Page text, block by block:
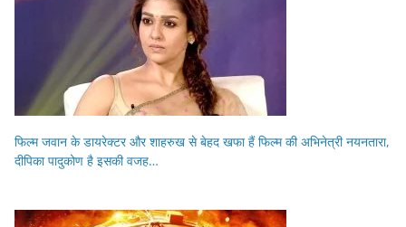
फिल्म जवान के डायरेक्टर और शाहरुख से बेहद खफा हैं फिल्म की अभिनेत्री नयनतारा,
दीपिका पादुकोण है इसकी वजह…